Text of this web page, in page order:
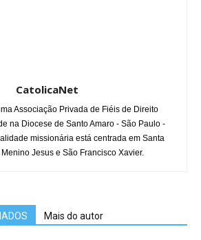
CatolicaNet
Associação Privada de Fiéis de Direito
na Diocese de Santo Amaro - São Paulo -
missionária está centrada em Santa
Jesus e São Francisco Xavier.
Mais do autor